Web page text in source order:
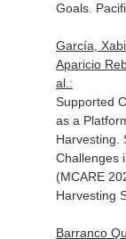
Goals.
García,
Aparicio
al.:
Supported
as a
Harvesting.
Challenges
(MCARE
Harvesting
Barranco